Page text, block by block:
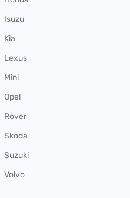
Isuzu
Kia
Lexus
Mini
Opel
Rover
Skoda
Suzuki
Volvo